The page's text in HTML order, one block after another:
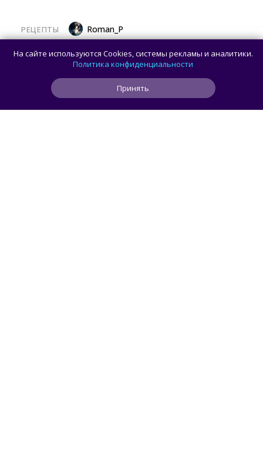
РЕЦЕПТЫ Roman_P
Готовим баклажаны с помидорами
и сыром в духовке
На сайте используются Cookies, системы рекламы и аналитики.
Политика конфиденциальности
Принять